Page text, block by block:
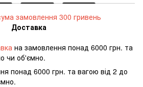
замовлення 300 гривень
Доставка
на замовлення понад 6000 грн. та
чи об'ємно.
понад 6000 грн. та вагою від 2 до